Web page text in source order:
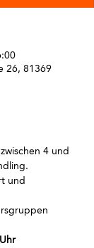
26, 81369
4 und
und